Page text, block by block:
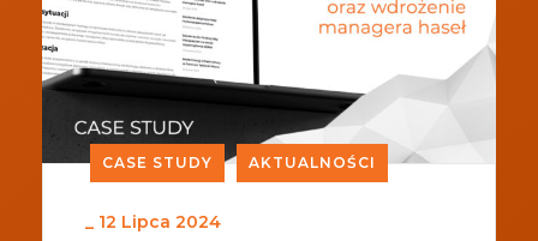
CASE STUDY AKTUALNOŚCI
_ 12 Lipca 2024